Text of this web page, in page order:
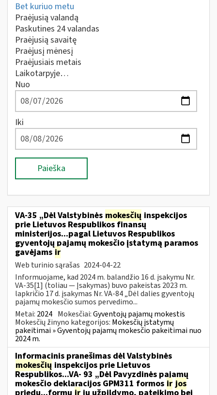
Bet kuriuo metu
Praėjusią valandą
Paskutines 24 valandas
Praėjusią savaitę
Praėjusį mėnesį
Praėjusiais metais
Laikotarpyje…
Nuo
Iki
Paieška
VA-35 „Dėl Valstybinės mokesčių inspekcijos
prie Lietuvos Respublikos finansų
ministerijos...pagal Lietuvos Respublikos
gyventojų pajamų mokesčio įstatymą paramos
gavėjams ir
Web turinio sąrašas 2024-04-22
Informuojame, kad 2024 m. balandžio 16 d. įsakymu Nr.
VA-35[1] (toliau — Įsakymas) buvo pakeistas 2023 m.
lapkričio 17 d. įsakymas Nr. VA-84 „Dėl dalies gyventojų
pajamų mokesčio sumos pervedimo...
Metai: 2024 Mokesčiai:Gyventojų pajamų mokestis
Mokesčių žinyno kategorijos: Mokesčių įstatymų
pakeitimai » Gyventojų pajamų mokesčio pakeitimai nuo
2024 m.
Informacinis pranešimas dėl Valstybinės
mokesčių inspekcijos prie Lietuvos
Respublikos...VA- 93 „Dėl Pavyzdinės pajamų
mokesčio deklaracijos GPM311 formos ir jos
priedų...formų ir jų užpildymo, pateikimo bei